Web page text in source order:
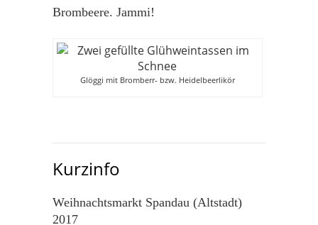
Brombeere. Jammi!
Glöggi mit Bromberr- bzw. Heidelbeerlikör
Kurzinfo
Weihnachtsmarkt Spandau (Altstadt)
2017